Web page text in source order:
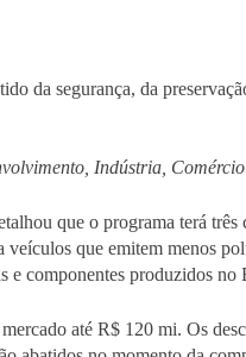
da segurança, da
Indústria,
que o programa terá três
que emitem menos
e componentes produzidos
até R$ 120 mi. Os